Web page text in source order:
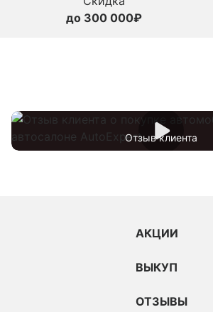
до 300 000₽
Отзыв клиента
АКЦИИ
ВЫКУП
ОТЗЫВЫ